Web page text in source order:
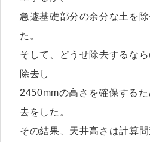
急遽基礎部分の余分な土を
た。
そして、どうせ除去するな
除去し
2450mmの高さを確保する
去をした。
その結果、天井高さは計算